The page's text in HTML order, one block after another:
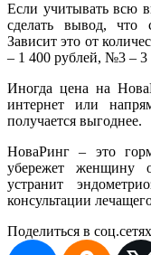
Если учитывать всю
сделать вывод, что
Зависит это от
– 1 400 рублей, №3 – 3
Иногда цена на
интернет или
получается выгоднее.
НоваРинг – это
убережет женщину
устранит
консультации
Поделиться в